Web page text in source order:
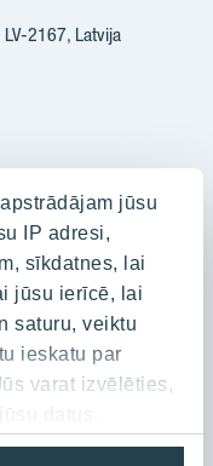
apstrādājam jūsu
IP adresi,
sīkdatnes, lai
jūsu ierīcē, lai
saturu, veiktu
ieskatu par
varat izvēlēties,
LV-2167, Latvija